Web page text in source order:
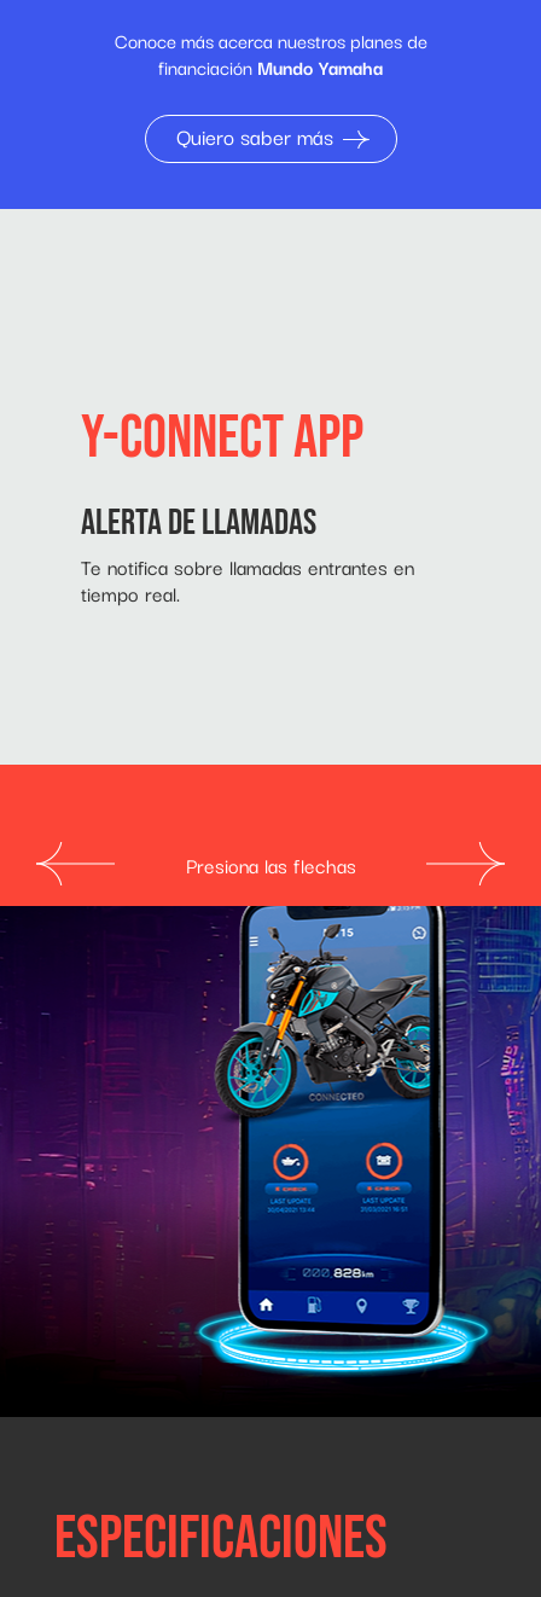
Conoce más acerca nuestros planes de
financiación Mundo Yamaha
Quiero saber más
Presiona las flechas
Y-CONNECT APP
ALERTA DE LLAMADAS
Te notifica sobre llamadas entrantes en
tiempo real.
Y-CONNECT APP
ESTADO DE CONEXIÓN DE APP
Te informa sobre el estado de conexión de
la motocicleta con la aplicación Y-CONNECT
en tu teléfono
Especificaciones